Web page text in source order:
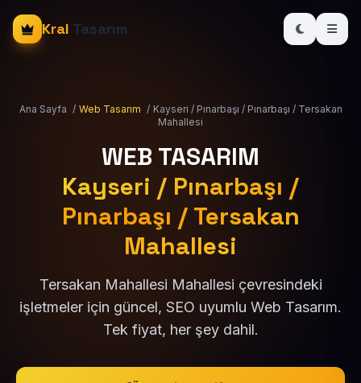
Kral Tasarım
Ana Sayfa / Web Tasarım / Kayseri / Pınarbaşı / Pınarbaşı / Tersakan
Mahallesi
WEB TASARIM
Kayseri / Pınarbaşı /
Pınarbaşı / Tersakan
Mahallesi
Tersakan Mahallesi Mahallesi çevresindeki
işletmeler için güncel, SEO uyumlu Web Tasarım.
Tek fiyat, her şey dahil.